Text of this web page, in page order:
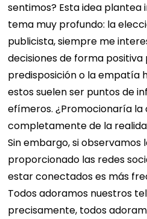
sentimos? Esta idea
tema muy profundo: la
publicista, siempre me
decisiones de forma
predisposición o la empatía
estos suelen ser puntos de
efímeros. ¿Promocionaría
completamente de la
Sin embargo, si observamos
proporcionado las redes
estar conectados es más
Todos adoramos nuestros
precisamente, todos